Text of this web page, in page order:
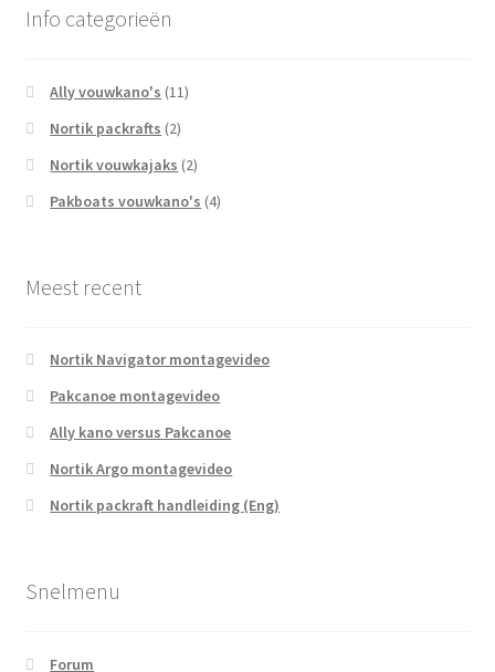
Info categorieën
Ally vouwkano's (11)
Nortik packrafts (2)
Nortik vouwkajaks (2)
Pakboats vouwkano's (4)
Meest recent
Nortik Navigator montagevideo
Pakcanoe montagevideo
Ally kano versus Pakcanoe
Nortik Argo montagevideo
Nortik packraft handleiding (Eng)
Snelmenu
Forum